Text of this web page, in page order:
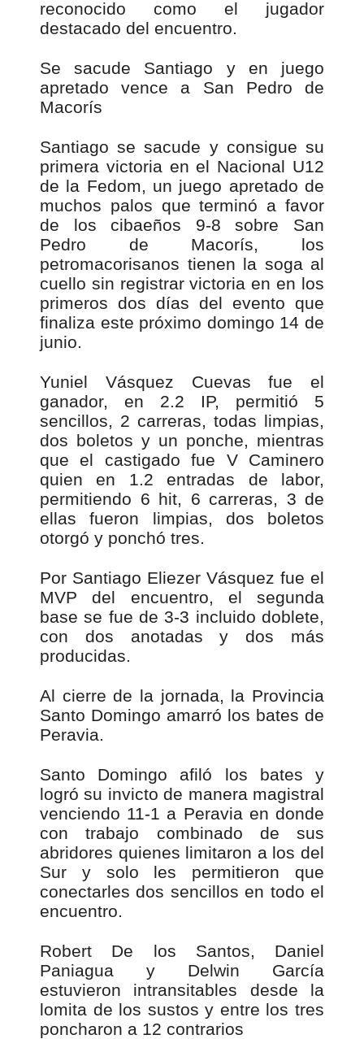
reconocido como el jugador
destacado del encuentro.
Se sacude Santiago y en juego
apretado vence a San Pedro de
Macorís
Santiago se sacude y consigue su
primera victoria en el Nacional U12
de la Fedom, un juego apretado de
muchos palos que terminó a favor
de los cibaeños 9-8 sobre San
Pedro de Macorís, los
petromacorisanos tienen la soga al
cuello sin registrar victoria en en los
primeros dos días del evento que
finaliza este próximo domingo 14 de
junio.
Yuniel Vásquez Cuevas fue el
ganador, en 2.2 IP, permitió 5
sencillos, 2 carreras, todas limpias,
dos boletos y un ponche, mientras
que el castigado fue V Caminero
quien en 1.2 entradas de labor,
permitiendo 6 hit, 6 carreras, 3 de
ellas fueron limpias, dos boletos
otorgó y ponchó tres.
Por Santiago Eliezer Vásquez fue el
MVP del encuentro, el segunda
base se fue de 3-3 incluido doblete,
con dos anotadas y dos más
producidas.
Al cierre de la jornada, la Provincia
Santo Domingo amarró los bates de
Peravia.
Santo Domingo afiló los bates y
logró su invicto de manera magistral
venciendo 11-1 a Peravia en donde
con trabajo combinado de sus
abridores quienes limitaron a los del
Sur y solo les permitieron que
conectarles dos sencillos en todo el
encuentro.
Robert De los Santos, Daniel
Paniagua y Delwin García
estuvieron intransitables desde la
lomita de los sustos y entre los tres
poncharon a 12 contrarios